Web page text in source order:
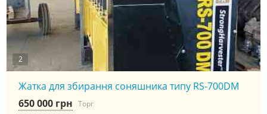
2
Жатка для збирання соняшника типу RS-700DM
650 000 грн Торг